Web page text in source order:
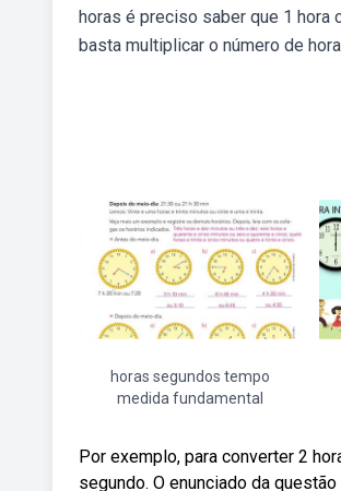
horas é preciso saber que 1 hora
basta multiplicar o número de
horas segundos tempo
medida fundamental
Por exemplo, para converter 2
segundo. O enunciado da